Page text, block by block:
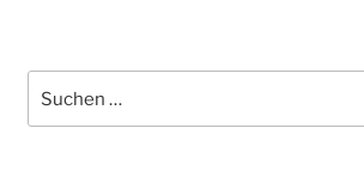
den
Kanin­
nach: